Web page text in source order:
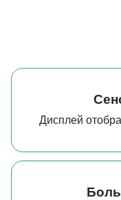
Дисплей